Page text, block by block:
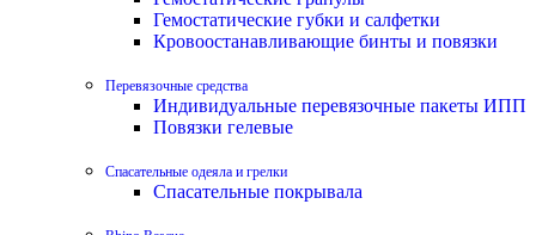
Гемостатические губки и салфетки
Кровоостанавливающие бинты и повязки
Перевязочные средства
Индивидуальные перевязочные пакеты ИПП
Повязки гелевые
Спасательные одеяла и грелки
Спасательные покрывала